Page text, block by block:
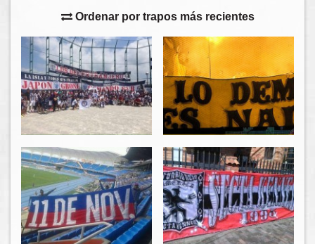
Ordenar por trapos más recientes